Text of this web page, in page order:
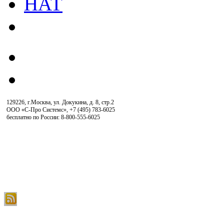
129226, г.Москва, ул. Докукина, д. 8, стр.2
ООО «С-Про Системс» +7 (495) 783-6025
бесплатно по России: 8-800-555-6025